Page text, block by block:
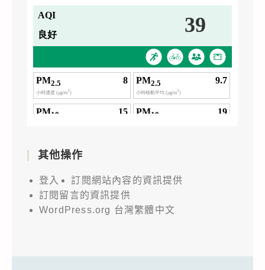
其他操作
登入
訂閱網站內容的資訊提供
訂閱留言的資訊提供
WordPress.org 台灣繁體中文